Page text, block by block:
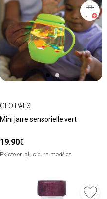
GLO PALS
Mini jarre sensorielle vert
19.90€
Existe en plusieurs modèles